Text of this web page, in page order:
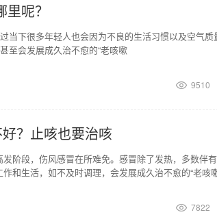
呢？
当下很多年轻人也会因为不良的生活习惯以及空气质
至会发展成久治不愈的“老咳嗽
9510
？止咳也要治咳
阶段，伤风感冒在所难免。感冒除了发热，多数伴
和生活，如不及时调理，会发展成久治不愈的“老咳
7822